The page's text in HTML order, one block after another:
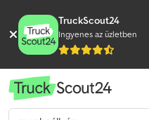
TruckScout24
Ingyenes az üzletben